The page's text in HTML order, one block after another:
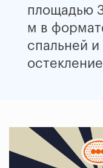
площадью
м в
спальней